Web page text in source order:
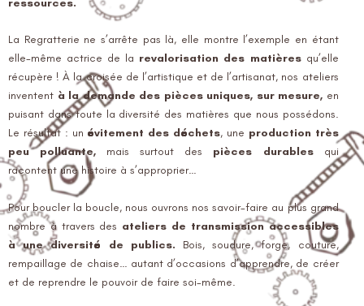
La Regratterie ne s’arrête pas là, elle montre l’exemple en étant
elle-même actrice de la revalorisation des matièresqu’elle
récupère ! À la croisée de l’artistique et de l’artisanat, nos ateliers
inventent à la demande des pièces uniques, sur mesure, en
puisant dans toute la diversité des matières que nous possédons.
Le résultat : un évitement des déchets, une production très
peu polluante, mais surtout des pièces durablesqui
racontent une histoire à s’approprier…
Pour boucler la boucle, nous ouvrons nos savoir-faire au plus grand
nombre à travers des ateliers de transmission accessibles
à une diversité de publics. Bois, soudure, forge, couture,
rempaillage de chaise… autant d’occasions d’apprendre, de créer
et de reprendre le pouvoir de faire soi-même.